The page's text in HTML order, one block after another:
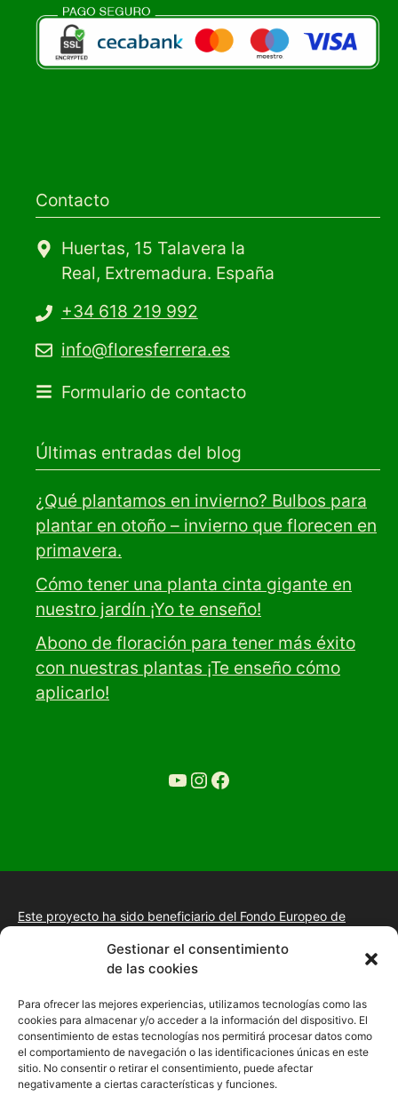
Gestionar el consentimiento
de las cookies
Para ofrecer las mejores experiencias, utilizamos tecnologías como las
cookies para almacenar y/o acceder a la información del dispositivo. El
consentimiento de estas tecnologías nos permitirá procesar datos como
el comportamiento de navegación o las identificaciones únicas en este
sitio. No consentir o retirar el consentimiento, puede afectar
negativamente a ciertas características y funciones.
Contacto
Huertas, 15 Talavera la
Real, Extremadura. España
+34 618 219 992
info@floresferrera.es
Formulario de contacto
Últimas entradas del blog
¿Qué plantamos en invierno? Bulbos para
plantar en otoño – invierno que florecen en
primavera.
Cómo tener una planta cinta gigante en
nuestro jardín ¡Yo te enseño!
Abono de floración para tener más éxito
con nuestras plantas ¡Te enseño cómo
aplicarlo!
YouTube
Ir a la cuenta de Instagram de Restaurante Tuétano
Ir a la cuenta de facebook de Restaurante Tuétano
Este proyecto ha sido beneficiario del Fondo Europeo de
Proyecto de desarrollo web y tienda online, fomento de la
presencia “Online” mediante la implantación de una estrategia
mejora de imagen digital en las empresas de la Comunidad
Autónoma de Extremadura